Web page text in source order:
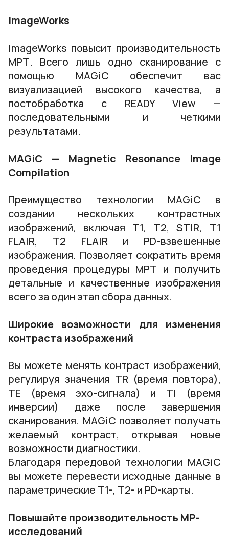
ImageWorks
ImageWorks повысит производительность
МРТ. Всего лишь одно сканирование с
помощью MAGiC обеспечит вас
визуализацией высокого качества, а
постобработка с READY View —
последовательными и четкими
результатами.
MAGiC — Magnetic Resonance Image
Compilation
Преимущество технологии MAGiC в
создании нескольких контрастных
изображений, включая T1, T2, STIR, T1
FLAIR, T2 FLAIR и PD-взвешенные
изображения. Позволяет сократить время
проведения процедуры МРТ и получить
детальные и качественные изображения
всего за один этап сбора данных.
Широкие возможности для изменения
контраста изображений
Вы можете менять контраст изображений,
регулируя значения TR (время повтора),
TE (время эхо-сигнала) и TI (время
инверсии) даже после завершения
сканирования. MAGiC позволяет получать
желаемый контраст, открывая новые
возможности диагностики.
Благодаря передовой технологии MAGiC
вы можете перевести исходные данные в
параметрические T1-, T2- и PD-карты.
Повышайте производительность МР-
исследований